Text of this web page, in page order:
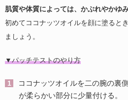
肌質や体質によっては、かぶれやかゆ
初めてココナッツオイルを顔に塗ると
ましょう。
▼パッチテストのやり方
ココナッツオイルを二の腕の裏
が柔らかい部分に少量付ける。